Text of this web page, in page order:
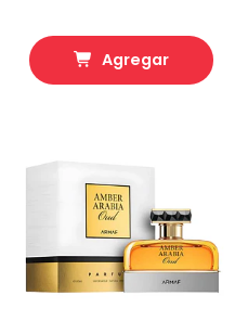
Agregar